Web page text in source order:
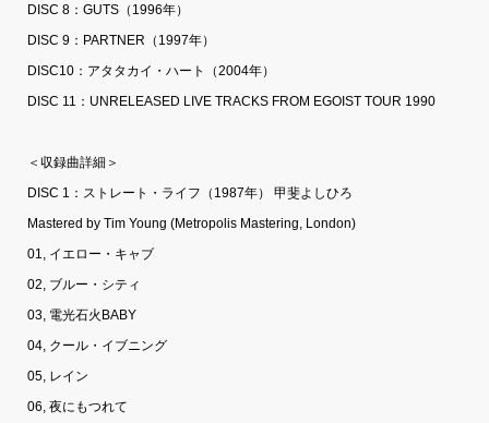
DISC 8：GUTS（1996年）
DISC 9：PARTNER（1997年）
DISC10：アタタカイ・ハート（2004年）
DISC 11：UNRELEASED LIVE TRACKS FROM EGOIST TOUR 1990
＜収録曲詳細＞
DISC 1：ストレート・ライフ（1987年） 甲斐よしひろ
Mastered by Tim Young (Metropolis Mastering, London)
01, イエロー・キャブ
02, ブルー・シティ
03, 電光石火BABY
04, クール・イブニング
05, レイン
06, 夜にもつれて